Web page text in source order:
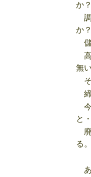
か？
調
か？
儲
高
そ
締
今
と
廃
る。
あ